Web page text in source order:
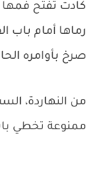
كادت تفتح فمها
رماها أمام باب
صرخ بأوامره
من النهاردة،
ممنوعة تخطي